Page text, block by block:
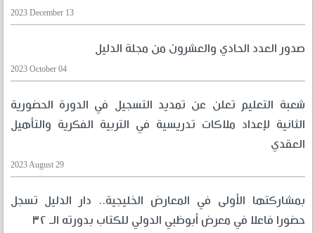
2023 December 13
صدور العدد الحادي والعشرون من مجلة الدليل
2023 October 04
شعبة التعليم تعلن عن تمديد التسجيل في الدورة الحضورية
الثانية لإعداد ملاكات تدريسية في التربية الفكرية والتأهيل
العقدي
2023 August 29
بمشاركتها الأولى في المعارض الخليجية.. دار الدليل تسجل
حضورا فاعلا في معرض أبوظبي الدولي للكتاب بدورته الـ ٣٢